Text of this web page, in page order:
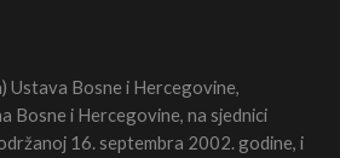
Ustava Bosne i Hercegovine,
Bosne i Hercegovine, na sjednici
16. septembra 2002. godine, i